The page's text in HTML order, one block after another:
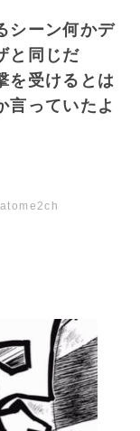
シーン何かデ
と同じだ
を受けるとは
言っていたよ